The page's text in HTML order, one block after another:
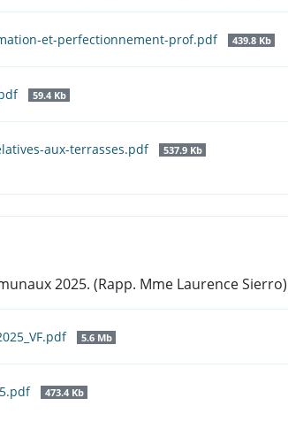
et-perfectionnement-prof.pdf 439.8 Kb
59.4 Kb
aux-terrasses.pdf 537.9 Kb
2025. (Rapp. Mme Laurence
5.6 Mb
473.4 Kb